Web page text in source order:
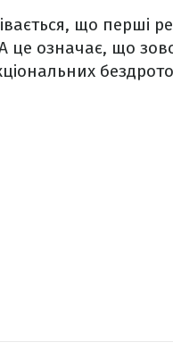
що перші
це означає, що